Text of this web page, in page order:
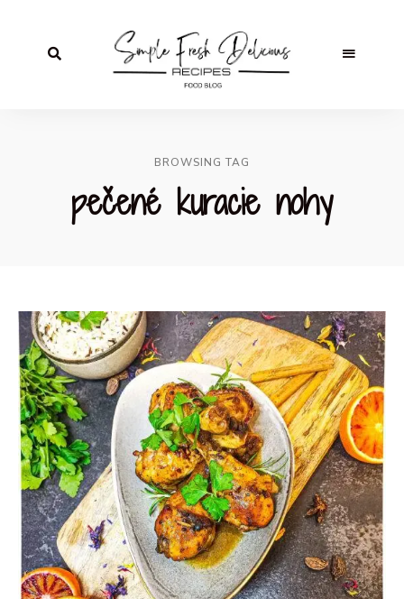
BROWSING TAG
pečené kuracie nohy